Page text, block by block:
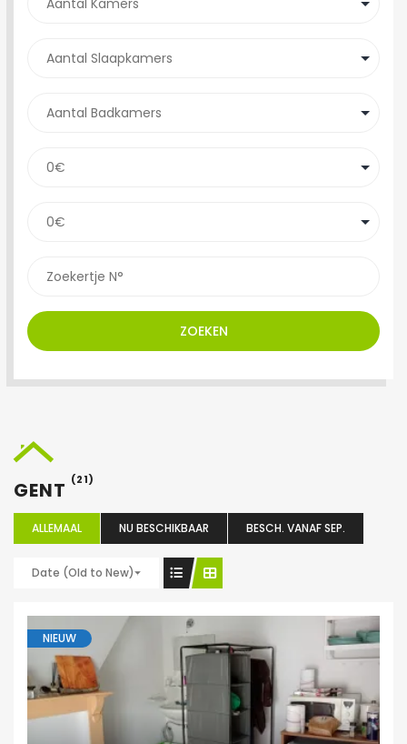
ZOEKEN
GENT (21)
ALLEMAAL NU BESCHIKBAAR BESCH. VANAF SEP.
Date (Old to New)
NIEUW